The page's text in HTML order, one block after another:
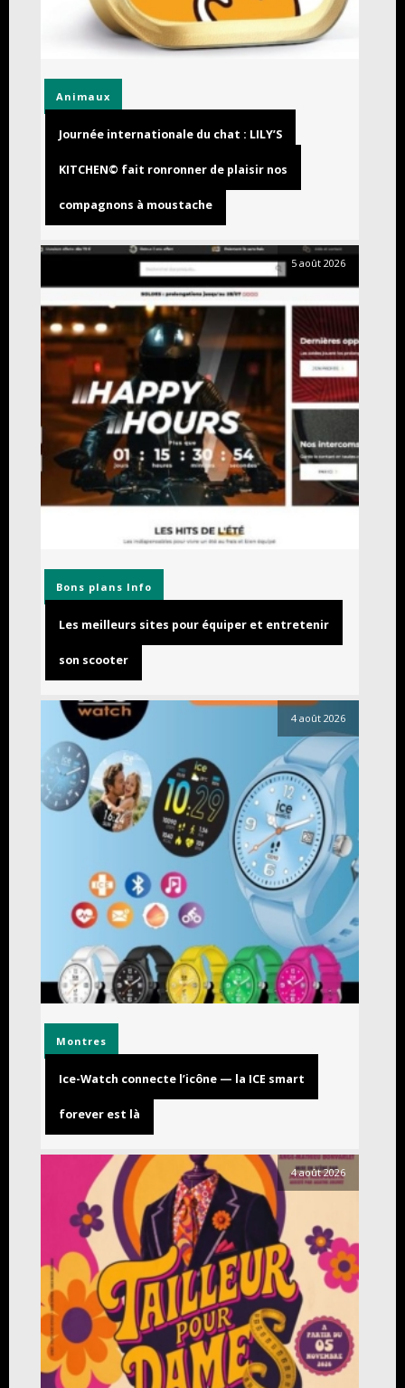
Animaux
Journée internationale du chat : LILY’S
KITCHEN© fait ronronner de plaisir nos
compagnons à moustache
5 août 2026
Bons plans Info
Les meilleurs sites pour équiper et entretenir
son scooter
4 août 2026
Montres
Ice-Watch connecte l’icône — la ICE smart
forever est là
4 août 2026